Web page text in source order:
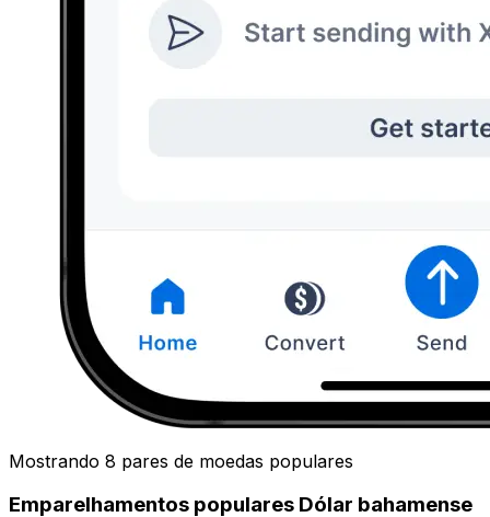
Mostrando 8 pares de moedas populares
Emparelhamentos populares Dólar bahamense